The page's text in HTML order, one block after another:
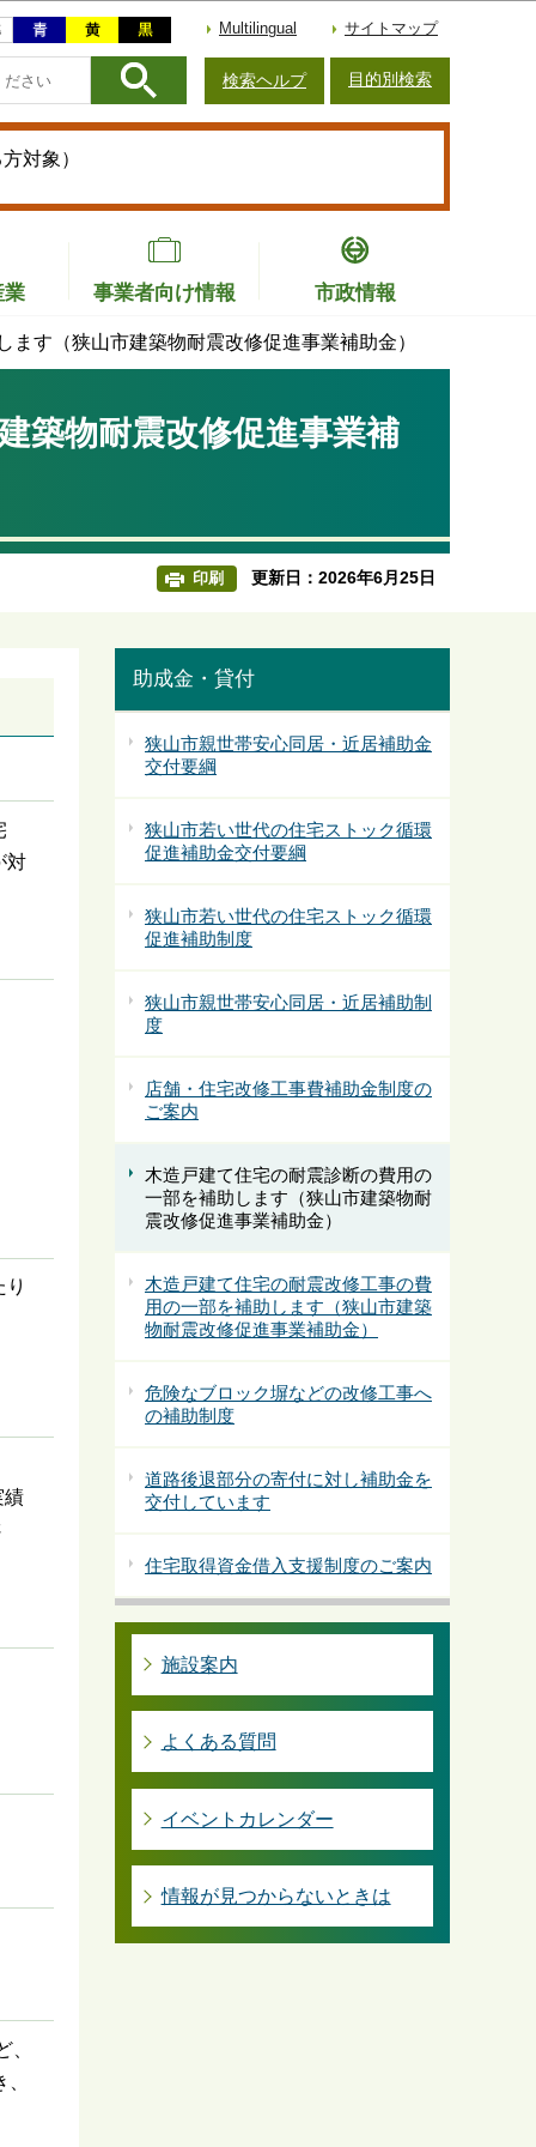
Multilingual サイトマップ
検索ヘルプ 目的別検索
対象）
業 事業者向け情報 市政情報
す（狭山市建築物耐震改修促進事業補助金）
築物耐震改修促進事業補
印刷 更新日：2026年6月25日
対
績
助成金・貸付
狭山市親世帯安心同居・近居補助金
交付要綱
狭山市若い世代の住宅ストック循環
促進補助金交付要綱
狭山市若い世代の住宅ストック循環
促進補助制度
狭山市親世帯安心同居・近居補助制
度
店舗・住宅改修工事費補助金制度の
ご案内
木造戸建て住宅の耐震診断の費用の
一部を補助します（狭山市建築物耐
震改修促進事業補助金）
木造戸建て住宅の耐震改修工事の費
用の一部を補助します（狭山市建築
物耐震改修促進事業補助金）
危険なブロック塀などの改修工事へ
の補助制度
道路後退部分の寄付に対し補助金を
交付しています
住宅取得資金借入支援制度のご案内
施設案内
よくある質問
イベントカレンダー
情報が見つからないときは